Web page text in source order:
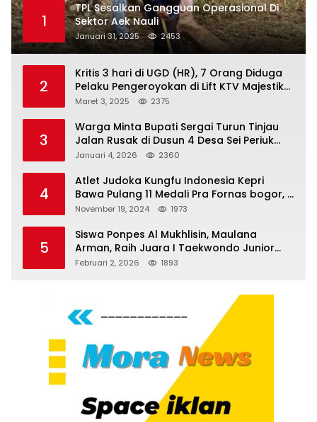
1
TPL Sesalkan Gangguan Operasional Di
Sektor Aek Nauli
Januari 31, 2025 2453
2
Kritis 3 hari di UGD (HR), 7 Orang Diduga
Pelaku Pengeroyokan di Lift KTV Majestik
Melenggang Bebas, Kantor Hukum JAP
Tanjungpinang
Maret 3, 2025 2375
3
Warga Minta Bupati Sergai Turun Tinjau
Jalan Rusak di Dusun 4 Desa Sei Periuk
Serdang Bedagai
Januari 4, 2026 2360
4
Atlet Judoka Kungfu Indonesia Kepri
Bawa Pulang 11 Medali Pra Fornas bogor, 3
Emas dan 8 Perunggu.
November 19, 2024 1973
5
Siswa Ponpes Al Mukhlisin, Maulana
Arman, Raih Juara I Taekwondo Junior
Putra di Riau National Championship 2026
Februari 2, 2026 1893